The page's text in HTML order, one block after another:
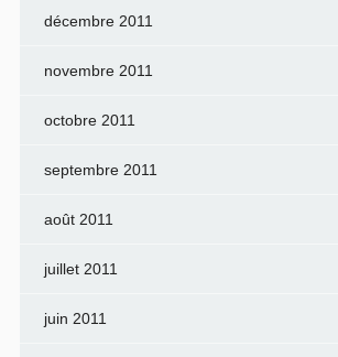
décembre 2011
novembre 2011
octobre 2011
septembre 2011
août 2011
juillet 2011
juin 2011